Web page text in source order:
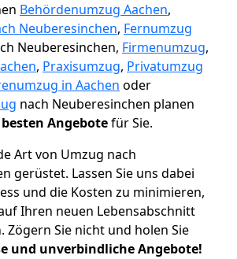
Behördenumzug Aachen,
Neuberesinchen, Fernumzug
Neuberesinchen, Firmenumzug,
, Praxisumzug, Privatumzug
in Aachen oder
nach Neuberesinchen planen
Angebotefür Sie.
Art von Umzug nach
gerüstet. Lassen Sie uns dabei
und die Kosten zu minimieren,
Ihren neuen Lebensabschnitt
Zögern Sie nicht und holen Sie
und unverbindliche Angebote!